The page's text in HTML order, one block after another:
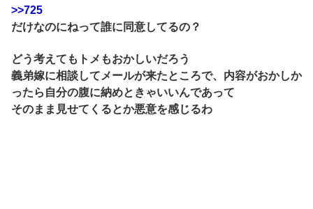
>>725
だけなのにねって誰に同意してるの？
どう考えてもトメもおかしいだろう
義弟嫁に相談してメールが来たところで、内容がおかしか
ったら自分の腹に納めときゃいいんであって
そのまま見せてくるとか悪意を感じるわ